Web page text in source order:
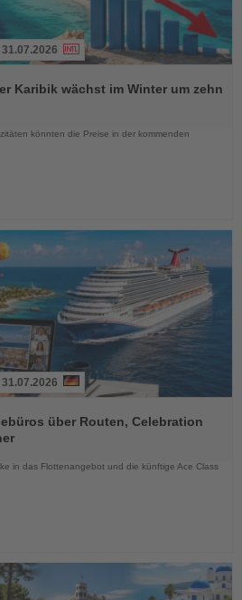
31.07.2026
Karibik wächst im Winter um zehn
könnten die Preise in der kommenden
31.07.2026
über Routen, Celebration
in das Flottenangebot und die künftige Ace Class